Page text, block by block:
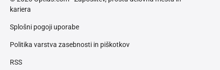
kariera
Splošni pogoji uporabe
Politika varstva zasebnosti in piškotkov
RSS